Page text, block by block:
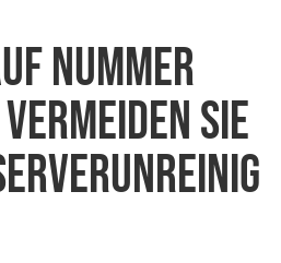
Nummer
Sie